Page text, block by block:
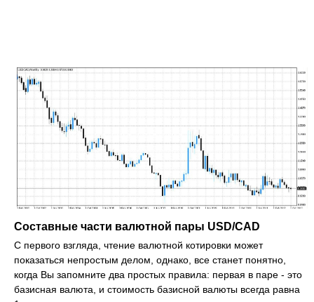
Составные части валютной пары USD/CAD
С первого взгляда, чтение валютной котировки может
показаться непростым делом, однако, все станет понятно,
когда Вы запомните два простых правила: первая в паре - это
базисная валюта, и стоимость базисной валюты всегда равна